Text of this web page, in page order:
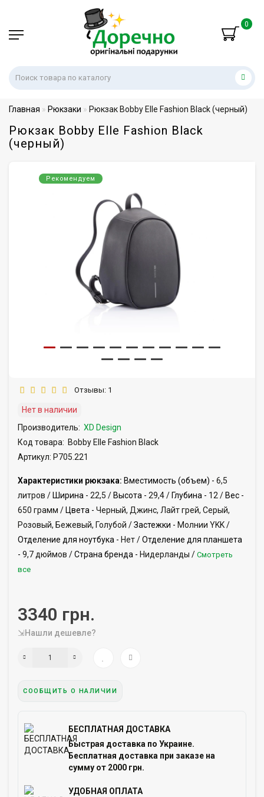
0
Главная Рюкзаки Рюкзак Bobby Elle Fashion Black (черный)
Рюкзак Bobby Elle Fashion Black
(черный)
Рекомендуем
Отзывы: 1
Нет в наличии
Производитель: XD Design
Код товара: Bobby Elle Fashion Black
Артикул: P705.221
Характеристики рюкзака: Вместимость (объем) - 6,5
литров / Ширина - 22,5 / Высота - 29,4 / Глубина - 12 / Вес -
650 грамм / Цвета - Черный, Джинс, Лайт грей, Серый,
Розовый, Бежевый, Голубой /Застежки - Молнии YKK /
Отделение для ноутбука - Нет /Отделение для планшета
- 9,7 дюймов /Страна бренда - Нидерланды / Смотреть
все
3340 грн.
⇲Нашли дешевле?
СООБЩИТЬ О НАЛИЧИИ
БЕСПЛАТНАЯ ДОСТАВКА
Быстрая доставка по Украине.
Бесплатная доставка при заказе на
сумму от 2000 грн.
УДОБНАЯ ОПЛАТА